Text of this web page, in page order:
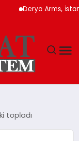
Derya Arms, İstanbul
topladı